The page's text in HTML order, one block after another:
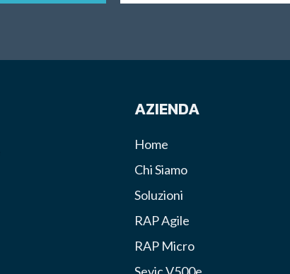
AZIENDA
Home
Chi Siamo
Soluzioni
RAP Agile
RAP Micro